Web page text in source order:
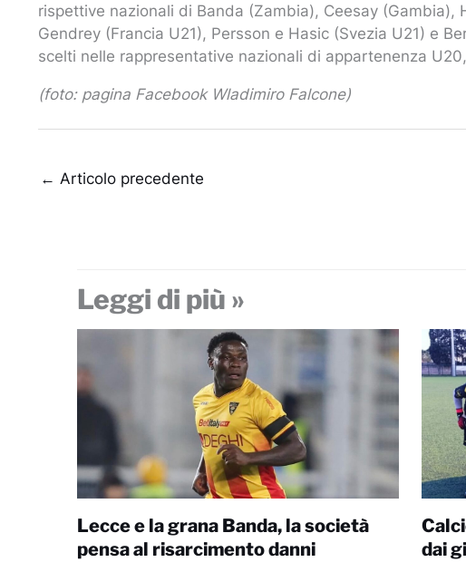
rispettive nazionali di Banda (Zambia), Ceesay (Gambia),
Gendrey (Francia U21), Persson e Hasic (Svezia U21) e
scelti nelle rappresentative nazionali di appartenenza
(foto: pagina Facebook Wladimiro Falcone)
← Articolo precedente
Leggi di più »
Lecce e la grana Banda, la società
pensa al risarcimento danni
dai